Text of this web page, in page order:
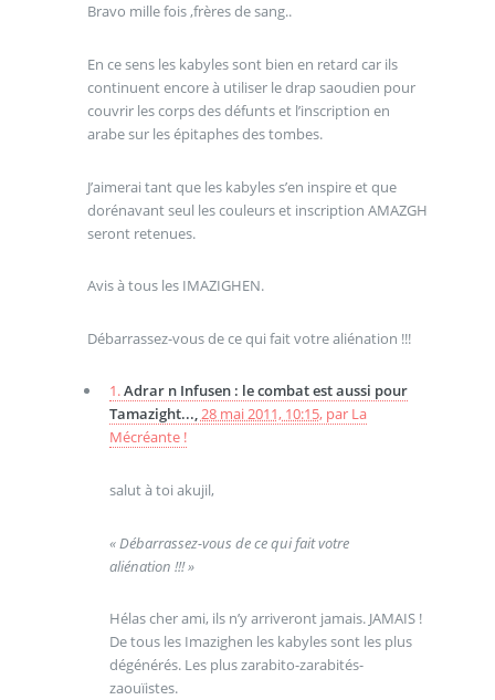
Bravo mille fois ,frères de sang..
En ce sens les kabyles sont bien en retard car ils
continuent encore à utiliser le drap saoudien pour
couvrir les corps des défunts et l’inscription en
arabe sur les épitaphes des tombes.
J’aimerai tant que les kabyles s’en inspire et que
dorénavant seul les couleurs et inscription AMAZGH
seront retenues.
Avis à tous les IMAZIGHEN.
Débarrassez-vous de ce qui fait votre aliénation !!!
1.Adrar n Infusen : le combat est aussi pour
Tamazight...,28 mai 2011, 10:15, par La
Mécréante !
salut à toi akujil,
« Débarrassez-vous de ce qui fait votre
aliénation !!! »
Hélas cher ami, ils n’y arriveront jamais. JAMAIS !
De tous les Imazighen les kabyles sont les plus
dégénérés. Les plus zarabito-zarabités-
zaouïistes.